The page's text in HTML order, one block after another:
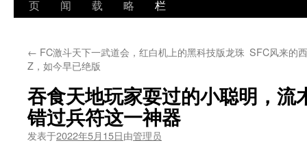
页
闻
载
略
栏
← FC激斗天下一武道会，红白机上的黑科技版龙珠
Z，如今早已绝版
SFC风来的
吞食天地玩家耍过的小聪明，流
错过兵符这一神器
发表于2022年5月15日由管理员